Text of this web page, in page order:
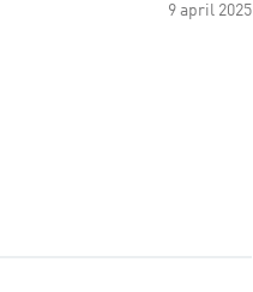
9 april 2025